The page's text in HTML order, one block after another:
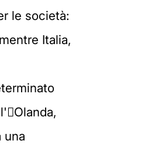
le società:
Italia,
una